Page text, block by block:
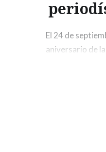
El 24 de
aniversario de
información
el de Redonda.